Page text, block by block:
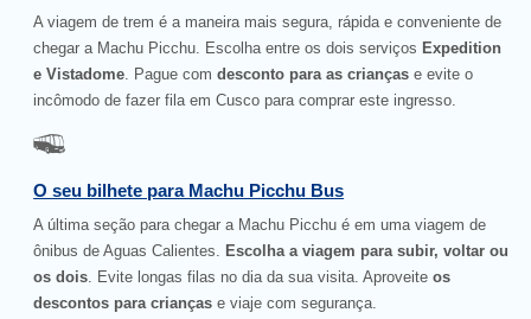
A viagem de trem é a maneira mais segura, rápida e conveniente de
chegar a Machu Picchu. Escolha entre os dois serviços Expedition
e Vistadome . Pague comdesconto para as crianças e evite o
incômodo de fazer fila em Cusco para comprar este ingresso.
O seu bilhete para Machu Picchu Bus
A última seção para chegar a Machu Picchu é em uma viagem de
ônibus de Aguas Calientes. Escolha a viagem para subir, voltar ou
os dois . Evite longas filas no dia da sua visita. Aproveiteos
descontos para crianças e viaje com segurança.